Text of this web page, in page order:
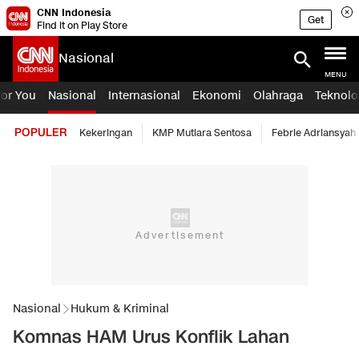
CNN Indonesia
Find it on Play Store
Get
Nasional
MENU
You Nasional Internasional Ekonomi Olahraga
POPULER Kekeringan KMP Mutiara Sentosa Febrie Adriansyah
Nasional Hukum & Kriminal
Komnas HAM Urus Konflik Lahan